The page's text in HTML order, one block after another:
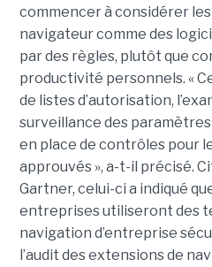
commencer à considérer
navigateur comme des
par des règles, plutôt que
productivité personnels. «
de listes d’autorisation,
surveillance des
en place de contrôles pour
approuvés », a-t-il précisé.
Gartner, celui-ci a indiqué
entreprises utiliseront des
navigation d’entreprise
l’audit des extensions de